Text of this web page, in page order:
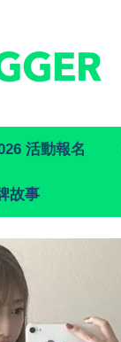
活動報名
故事